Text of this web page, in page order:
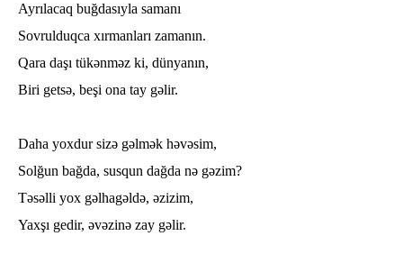
Ayrılacaq buğdasıyla samanı
Sovrulduqca xırmanları zamanın.
Qara daşı tükənməz ki, dünyanın,
Biri getsə, beşi ona tay gəlir.
Daha yoxdur sizə gəlmək həvəsim,
Solğun bağda, susqun dağda nə gəzim?
Təsəlli yox gəlhagəldə, əzizim,
Yaxşı gedir, əvəzinə zay gəlir.